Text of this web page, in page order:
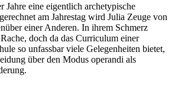
Jahre eine eigentlich archetypische
am Jahrestag wird Julia Zeuge von
einer Anderen. In ihrem Schmerz
doch da das Curriculum einer
so unfassbar viele Gelegenheiten bietet,
über den Modus operandi als